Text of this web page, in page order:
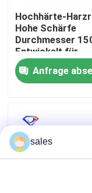
Kontakt
Nachrichten
Referenzen
Schleifscheibe
Galvanisierte
Hochhärte-
Hohe Schärfe
Durchmesser
Entwickelt für
dauerhafte
beim Schneiden
Schleifen
Anfrage
sales